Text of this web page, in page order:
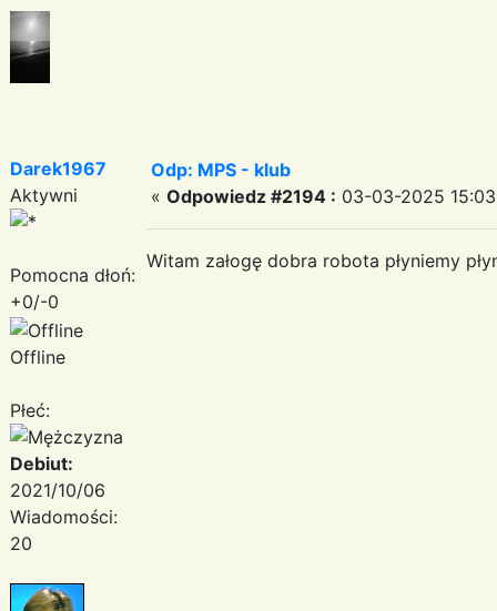
Darek1967
Aktywni
Pomocna dłoń:
+0/-0
Offline
Płeć:
Debiut:
2021/10/06
Wiadomości:
20
Odp: MPS - klub
« Odpowiedz #2194 : 03-03-2025
Witam załogę dobra robota płyniemy